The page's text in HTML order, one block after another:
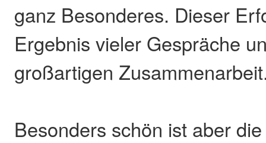
ganz Besonderes. Dieser
Ergebnis vieler Gespräche
großartigen
Besonders schön ist aber